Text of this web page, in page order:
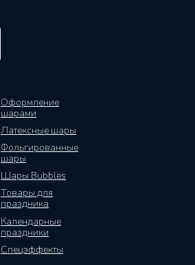
Оформление
шарами
Латексные шары
Фольгированные
шары
Шары Bubbles
Товары для
праздника
Календарные
праздники
Спецэффекты